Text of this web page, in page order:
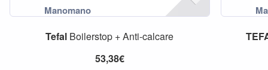
Tefal Boilerstop + Anti-calcare
53,38€